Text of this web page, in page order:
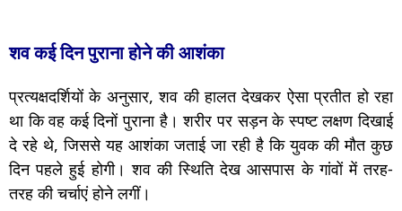
शव कई दिन पुराना होने की आशंका
प्रत्यक्षदर्शियों के अनुसार, शव की हालत देखकर ऐसा प्रतीत हो रहा
था कि वह कई दिनों पुराना है। शरीर पर सड़न के स्पष्ट लक्षण दिखाई
दे रहे थे, जिससे यह आशंका जताई जा रही है कि युवक की मौत कुछ
दिन पहले हुई होगी। शव की स्थिति देख आसपास के गांवों में तरह-
तरह की चर्चाएं होने लगीं।